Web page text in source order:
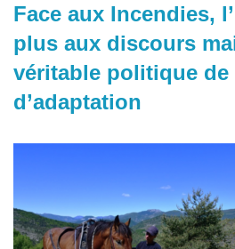
Face aux Incendies,
plus aux discours
véritable politique
d’adaptation